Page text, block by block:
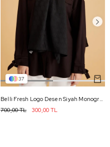
37
Belli Fresh Logo Desen Siyah Monogram Şal 1 - 99
300,00 TL
700,00 TL